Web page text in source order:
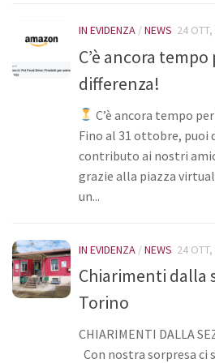
5×1000
Ambulatorio veterinario
IN EVIDENZA /NEWS 24
C’è ancora
differenza!
C’è ancora tempo
Fino al 31 ottobre, puoi
contributo ai nostri
grazie alla piazza
un...
IN EVIDENZA /NEWS 24
Chiarimenti dalla
Torino
CHIARIMENTI DALLA
Con nostra sorpresa